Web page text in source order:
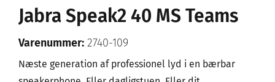
Jabra Speak2 40 MS Teams
Varenummer: 2740-109
Næste generation af professionel lyd i en bærbar